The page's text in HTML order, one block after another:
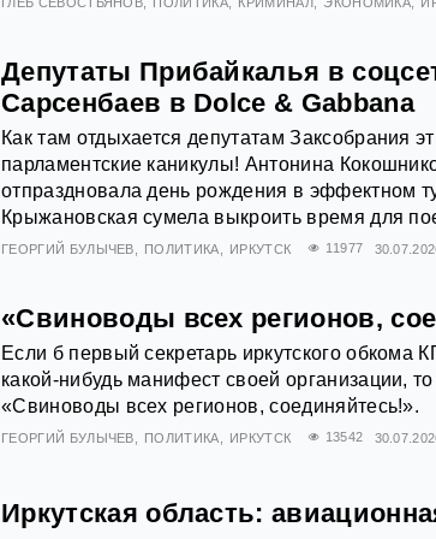
Депутаты Прибайкалья в
Сарсенбаев в Dolce & Gabbana
Как там отдыхается депутатам Заксобрания
парламентские каникулы! Антонина
отпраздновала день рождения в эффектном
Крыжановская сумела выкроить время для
ГЕОРГИЙ БУЛЫЧЕВ ПОЛИТИКА ИРКУТСК 11977
«Свиноводы всех регионов,
Если б первый секретарь иркутского обкома
какой-нибудь манифест своей организации,
«Свиноводы всех регионов, соединяйтесь!».
ГЕОРГИЙ БУЛЫЧЕВ ПОЛИТИКА ИРКУТСК 13542
Иркутская область: